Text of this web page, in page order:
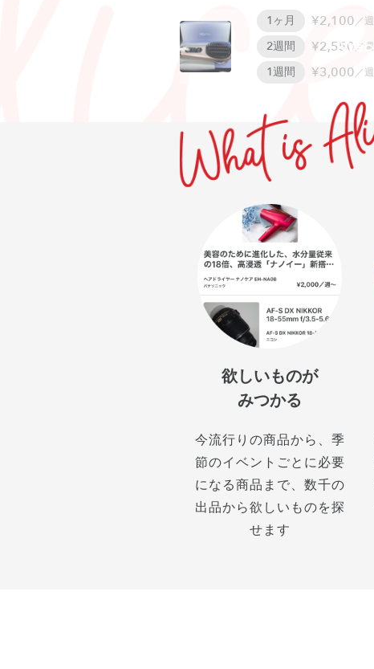
1ヶ月 ¥2,100／週
2週間 ¥2,550 ／週
1週間 ¥3,000／週
欲しいものが
みつかる
今流行りの商品から、季
節のイベントごとに必要
になる商品まで、数千の
出品から欲しいものを探
せます